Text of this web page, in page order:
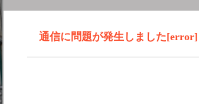
通信に問題が発生しました[error]